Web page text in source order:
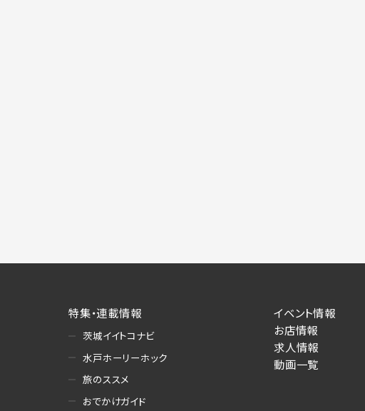
特集・連載情報
茨城イイトコナビ
水戸ホーリーホック
旅のススメ
おでかけガイド
イベント情報
お店情報
求人情報
動画一覧